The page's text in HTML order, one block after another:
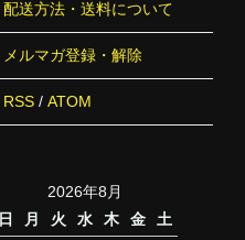
配送方法・送料について
メルマガ登録・解除
RSS / ATOM
2026年8月
日
月 火 水 木 金
土